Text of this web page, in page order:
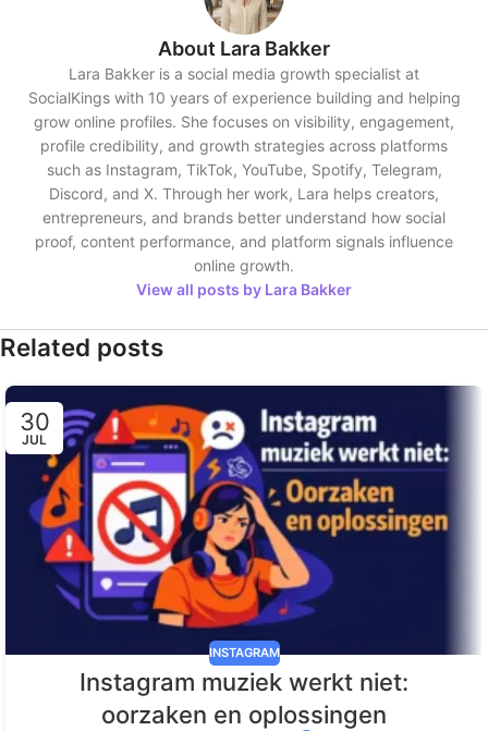
About Lara Bakker
Lara Bakker is a social media growth specialist at
SocialKings with 10 years of experience building and helping
grow online profiles. She focuses on visibility, engagement,
profile credibility, and growth strategies across platforms
such as Instagram, TikTok, YouTube, Spotify, Telegram,
Discord, and X. Through her work, Lara helps creators,
entrepreneurs, and brands better understand how social
proof, content performance, and platform signals influence
online growth.
View all posts by Lara Bakker
Related posts
30
JUL
INSTAGRAM
Instagram muziek werkt niet:
oorzaken en oplossingen